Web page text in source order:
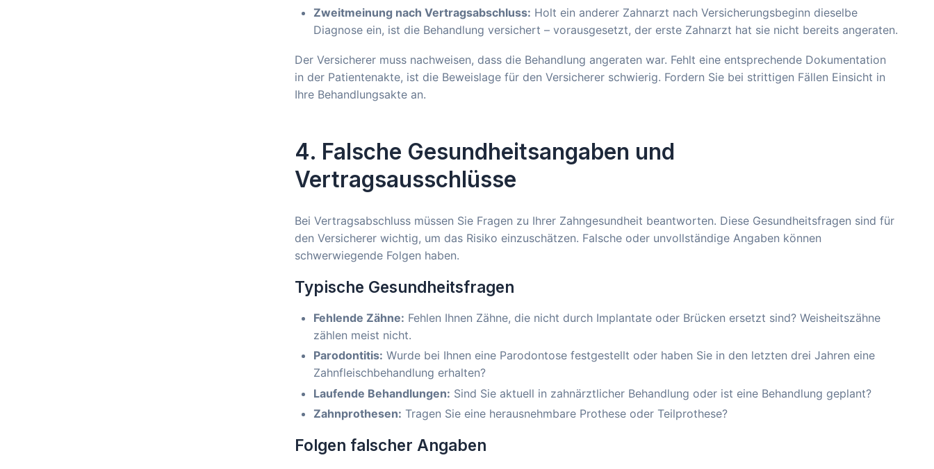
Zweitmeinung nach Vertragsabschluss: Holt ein anderer Zahnarzt nach Versicherungsbeginn dieselbe
Diagnose ein, ist die Behandlung versichert – vorausgesetzt, der erste Zahnarzt hat sie nicht bereits angeraten.
Der Versicherer muss nachweisen, dass die Behandlung angeraten war. Fehlt eine entsprechende Dokumentation
in der Patientenakte, ist die Beweislage für den Versicherer schwierig. Fordern Sie bei strittigen Fällen Einsicht in
Ihre Behandlungsakte an.
4. Falsche Gesundheitsangaben und
Vertragsausschlüsse
Bei Vertragsabschluss müssen Sie Fragen zu Ihrer Zahngesundheit beantworten. Diese Gesundheitsfragen sind für
den Versicherer wichtig, um das Risiko einzuschätzen. Falsche oder unvollständige Angaben können
schwerwiegende Folgen haben.
Typische Gesundheitsfragen
Fehlende Zähne: Fehlen Ihnen Zähne, die nicht durch Implantate oder Brücken ersetzt sind? Weisheitszähne
zählen meist nicht.
Parodontitis: Wurde bei Ihnen eine Parodontose festgestellt oder haben Sie in den letzten drei Jahren eine
Zahnfleischbehandlung erhalten?
Laufende Behandlungen: Sind Sie aktuell in zahnärztlicher Behandlung oder ist eine Behandlung geplant?
Zahnprothesen: Tragen Sie eine herausnehmbare Prothese oder Teilprothese?
Folgen falscher Angaben